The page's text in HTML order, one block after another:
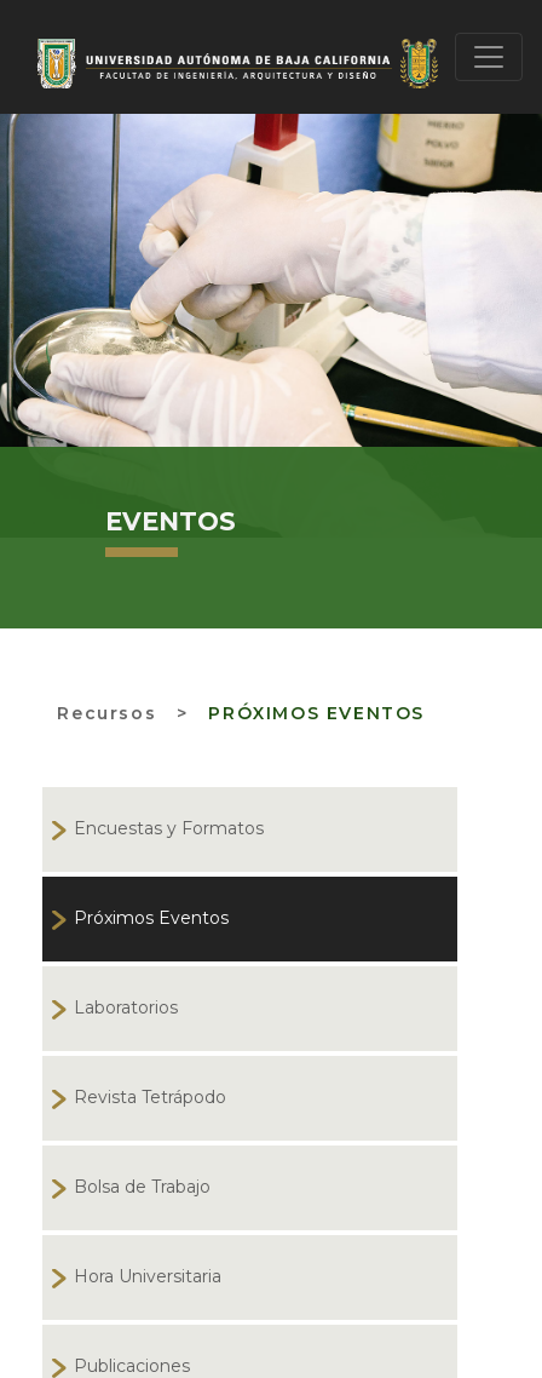
EVENTOS
Recursos > PRÓXIMOS EVENTOS
Encuestas y Formatos
Próximos Eventos
Laboratorios
Revista Tetrápodo
Bolsa de Trabajo
Hora Universitaria
Publicaciones